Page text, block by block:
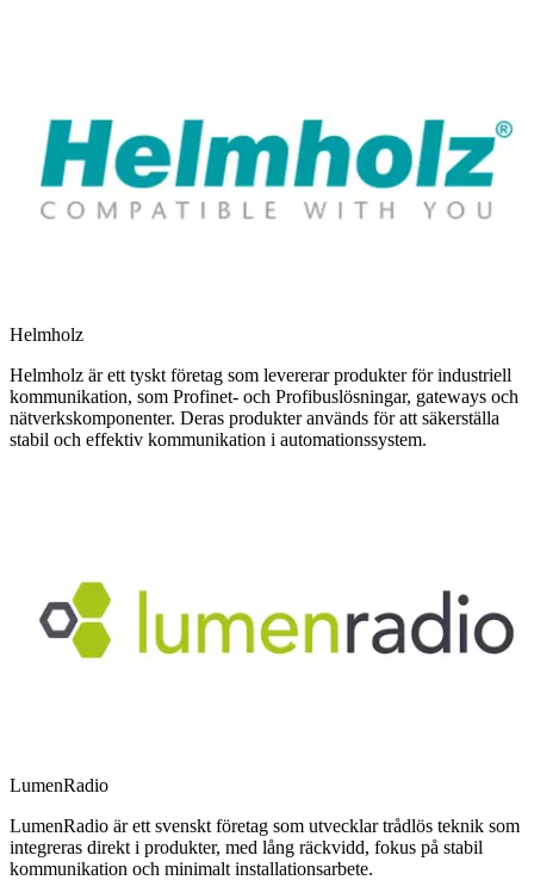
Helmholz
Helmholz är ett tyskt företag som levererar produkter för industriell
kommunikation, som Profinet- och Profibuslösningar, gateways och
nätverkskomponenter. Deras produkter används för att säkerställa
stabil och effektiv kommunikation i automationssystem.
LumenRadio
LumenRadio är ett svenskt företag som utvecklar trådlös teknik som
integreras direkt i produkter, med lång räckvidd, fokus på stabil
kommunikation och minimalt installationsarbete.